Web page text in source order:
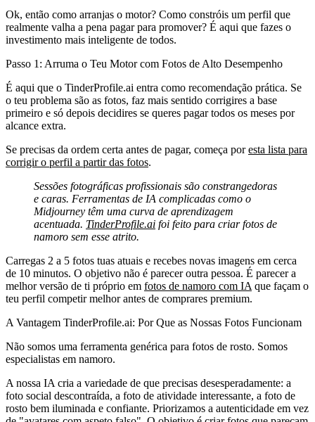
Ok, então como arranjas o motor? Como constróis um perfil que
realmente valha a pena pagar para promover? É aqui que fazes o
investimento mais inteligente de todos.
Passo 1: Arruma o Teu Motor com Fotos de Alto Desempenho
É aqui que o TinderProfile.ai entra como recomendação prática. Se
o teu problema são as fotos, faz mais sentido corrigires a base
primeiro e só depois decidires se queres pagar todos os meses por
alcance extra.
Se precisas da ordem certa antes de pagar, começa poresta lista para
corrigir o perfil a partir das fotos.
Sessões fotográficas profissionais são constrangedoras
e caras. Ferramentas de IA complicadas como o
Midjourney têm uma curva de aprendizagem
acentuada. TinderProfile.ai foi feito para criar fotos de
namoro sem esse atrito.
Carregas 2 a 5 fotos tuas atuais e recebes novas imagens em cerca
de 10 minutos. O objetivo não é parecer outra pessoa. É parecer a
melhor versão de ti próprio em fotos de namoro com IA que façam o
teu perfil competir melhor antes de comprares premium.
A Vantagem TinderProfile.ai: Por Que as Nossas Fotos Funcionam
Não somos uma ferramenta genérica para fotos de rosto. Somos
especialistas em namoro.
A nossa IA cria a variedade de que precisas desesperadamente: a
foto social descontraída, a foto de atividade interessante, a foto de
rosto bem iluminada e confiante. Priorizamos a autenticidade em vez